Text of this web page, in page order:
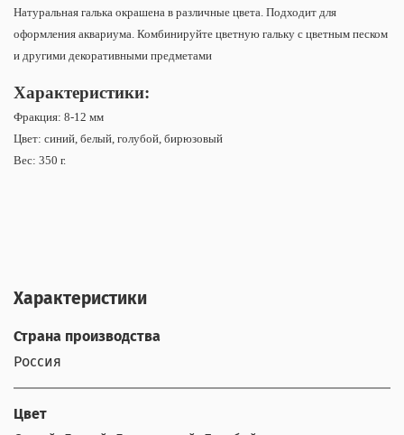
Натуральная галька окрашена в различные цвета. Подходит для
оформления аквариума. Комбинируйте цветную гальку с цветным песком
и другими декоративными предметами
Характеристики:
Фракция: 8-12 мм
Цвет: синий, белый, голубой, бирюзовый
Вес: 350 г.
Характеристики
Страна производства
Россия
Цвет